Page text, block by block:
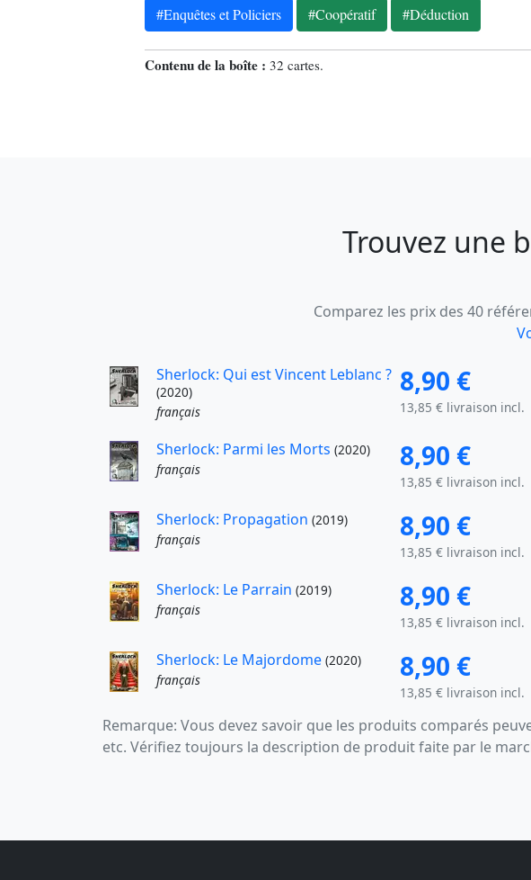
#Enquêtes et Policiers #Coopératif #Déduction
Contenu de la boîte : 32 cartes.
Trouvez une
Comparez les prix des 40
Sherlock: Qui est Vincent Leblanc ?
(2020)
français
8,90 €
13,85 € livraison incl.
Sherlock: Parmi les Morts (2020)
français
8,90 €
13,85 € livraison incl.
Sherlock: Propagation (2019)
français
8,90 €
13,85 € livraison incl.
Sherlock: Le Parrain (2019)
français
8,90 €
13,85 € livraison incl.
Sherlock: Le Majordome (2020)
français
8,90 €
13,85 € livraison incl.
Remarque: Vous devez savoir que les produits comparés
etc. Vérifiez toujours la description de produit faite par le